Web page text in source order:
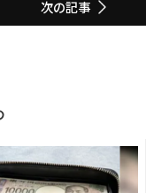
次の記事